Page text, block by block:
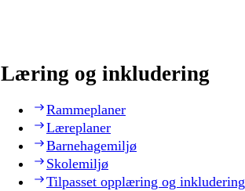
Læring og inkludering
Rammeplaner
Læreplaner
Barnehagemiljø
Skolemiljø
Tilpasset opplæring og inkludering